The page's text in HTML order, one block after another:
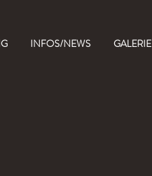
INFOS/NEWS GALERIE